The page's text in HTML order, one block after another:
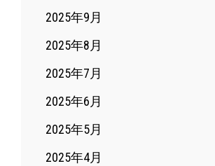
2025年9月
2025年8月
2025年7月
2025年6月
2025年5月
2025年4月